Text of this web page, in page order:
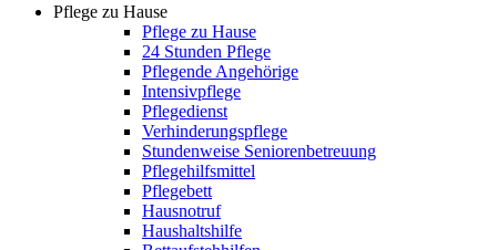
Pflege zu Hause
Pflege zu Hause
24 Stunden Pflege
Pflegende Angehörige
Intensivpflege
Pflegedienst
Verhinderungspflege
Stundenweise Seniorenbetreuung
Pflegehilfsmittel
Pflegebett
Hausnotruf
Haushaltshilfe